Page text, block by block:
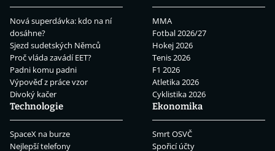
Nová superdávka: kdo na ní
dosáhne?
Sjezd sudetských Němců
Proč vláda zavádí EET?
Padni komu padni
Výpověď z práce vzor
Divoký kačer
MMA
Fotbal 2026/27
Hokej 2026
Tenis 2026
F1 2026
Atletika 2026
Cyklistika 2026
Technologie
SpaceX na burze
Nejlepší telefony
Ekonomika
Smrt OSVČ
Spořicí účty